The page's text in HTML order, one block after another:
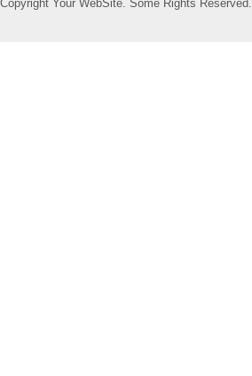
Copyright Your WebSite. Some Rights Reserved.